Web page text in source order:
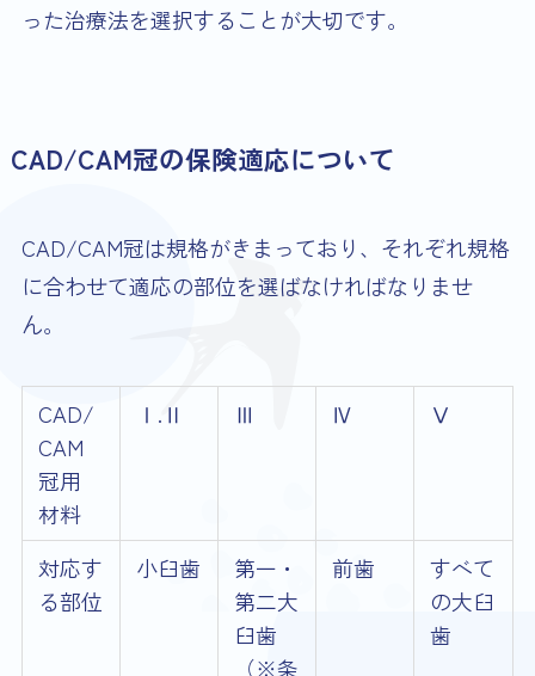
った治療法を選択することが大切です。
CAD/CAM冠の保険適応について
CAD/CAM冠は規格がきまっており、それぞれ規格
に合わせて適応の部位を選ばなければなりませ
ん。
CAD/
CAM
冠用
材料
Ⅰ.Ⅱ Ⅲ Ⅳ Ⅴ
対応す
る部位
小臼歯
第一・
第二大
臼歯
（※条
前歯
すべて
の大臼
歯